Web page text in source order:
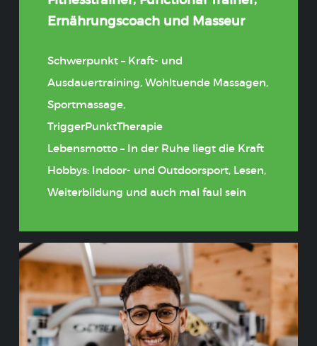
Ernährungscoach und Masseur
Schwerpunkt – Kraft- und
Ausdauertraining, Wohltuende Massagen,
Sportmassage,
TriggerPunktTherapie
Lebensmotto – In der Ruhe liegt die Kraft
Hobbys: Indoor- und Outdoorsport, Lesen,
Weiterbildung und auch mal faul sein